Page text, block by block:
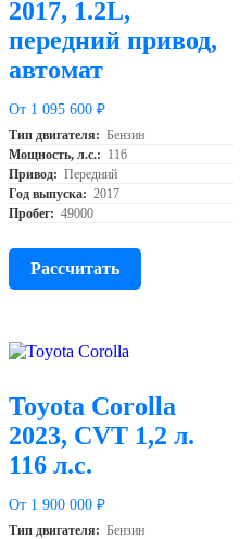
2017, 1.2L,
передний привод,
автомат
От 1 095 600 ₽
Тип двигателя: Бензин
Мощность, л.с.: 116
Привод: Передний
Год выпуска: 2017
Пробег: 49000
Рассчитать
Toyota Corolla
2023, CVT 1,2 л.
116 л.с.
От 1 900 000 ₽
Тип двигателя: Бензин